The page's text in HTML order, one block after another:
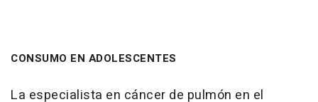
CONSUMO EN ADOLESCENTES
La especialista en cáncer de pulmón en el